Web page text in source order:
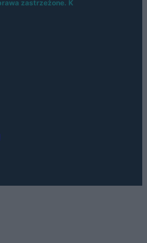
zastrzeżone. K